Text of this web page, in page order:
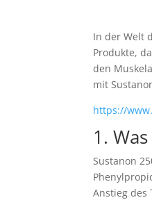
In der Welt
Produkte,
den
mit
https://
1.
Sustanon
Anstieg des